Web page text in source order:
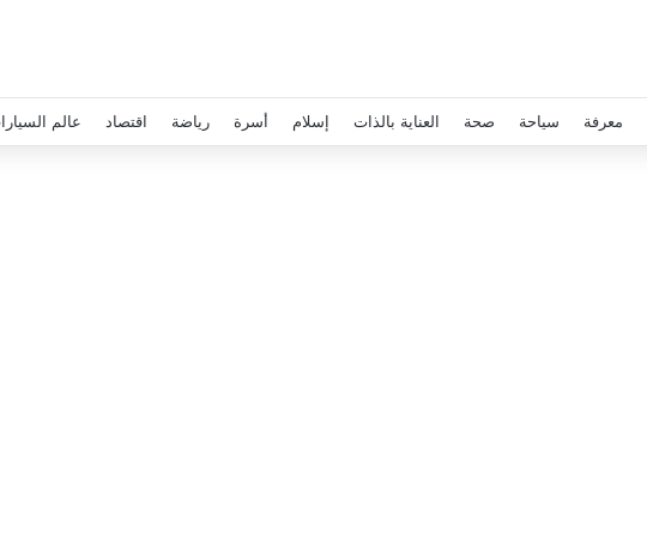
معرفة سياحة صحة العناية بالذات إسلام أسرة رياضة اقتصاد عالم